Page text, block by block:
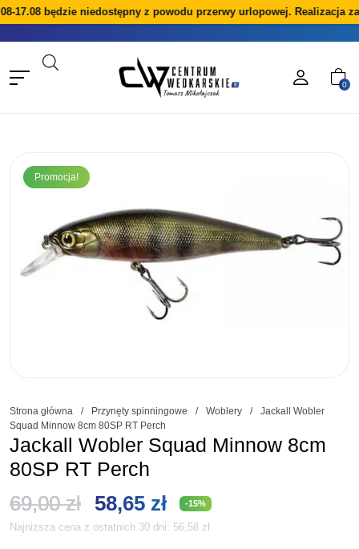
17.08 będzie niedostępny z powodu przerwy urlopowej. Realizacja
0
Promocja!
Strona główna / Przynęty spinningowe / Woblery /
Jackall Wobler
Squad Minnow 8cm 80SP RT Perch
Jackall Wobler Squad Minnow 8cm
80SP RT Perch
69,00zł Pierwotna
cena
58,65 złAktualna
cena
-15%
Najniższa cena z ostatnich 30 dni: 56,58 zł